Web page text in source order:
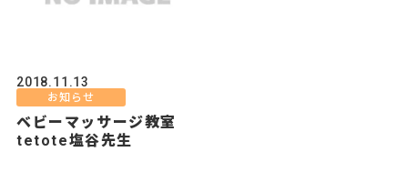
2018.11.13
お知らせ
ベビーマッサージ教室
tetote塩谷先生